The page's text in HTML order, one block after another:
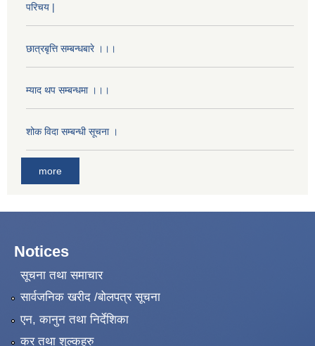
परिचय |
छात्रबृत्ति सम्बन्धबारे ।।।
म्याद थप सम्बन्धमा ।।।
शोक विदा सम्बन्धी सूचना ।
more
Notices
सूचना तथा समाचार
सार्वजनिक खरीद /बोलपत्र सूचना
एन, कानुन तथा निर्देशिका
कर तथा शुल्कहरु